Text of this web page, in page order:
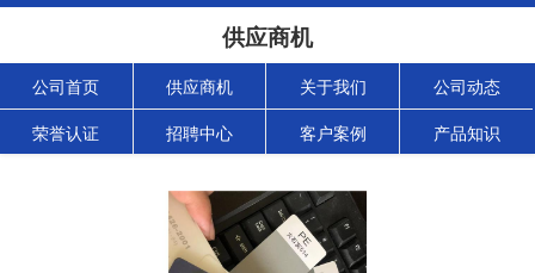
供应商机
公司首页 供应商机 关于我们 公司动态
荣誉认证 招聘中心 客户案例 产品知识